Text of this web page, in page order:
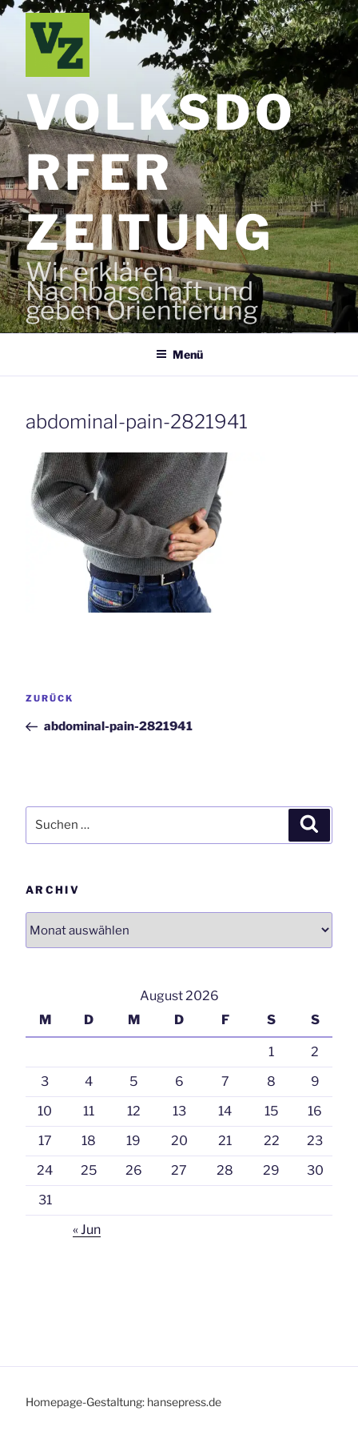
Zum
Inhalt
springen
VOLKSDO
RFER
ZEITUNG
Wir erklären
Nachbarschaft und
geben Orientierung
Menü
abdominal-pain-2821941
Vorheriger
ZURÜCK
abdominal-pain-2821941
nach:
ARCHIV
August 2026
M
D M D F S S
1
2
3
4 5 6 7 8
9
10
11 12 13 14 15
16
17
18 19 20 21 22
23
24
25 26 27 28 29
30
31
« Jun
Homepage-Gestaltung: hansepress.de